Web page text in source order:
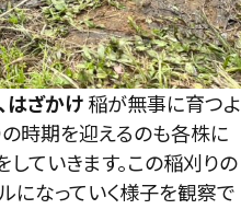
はざかけ稲が無事に育つよ
の時期を迎えるのも各株に
ていきます。この稲刈りの
になっていく様子を観察で